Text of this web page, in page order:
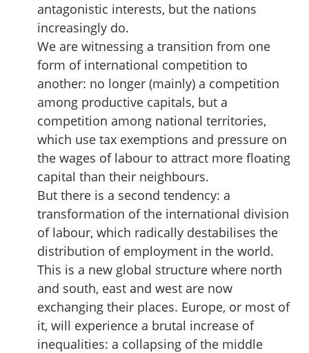
antagonistic interests, but the nations
increasingly do.
We are witnessing a transition from one
form of international competition to
another: no longer (mainly) a competition
among productive capitals, but a
competition among national territories,
which use tax exemptions and pressure on
the wages of labour to attract more floating
capital than their neighbours.
But there is a second tendency: a
transformation of the international division
of labour, which radically destabilises the
distribution of employment in the world.
This is a new global structure where north
and south, east and west are now
exchanging their places. Europe, or most of
it, will experience a brutal increase of
inequalities: a collapsing of the middle